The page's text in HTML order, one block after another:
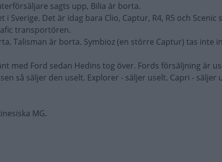
sagts upp, Bilia är borta.
Sverige. Det är idag bara Clio, Captur, R4, R5 och Scenic
transportören.
Talisman är borta. Symbioz (en större Captur) tas inte
med Ford sedan Hedins tog över. Fords försäljning är
så säljer den uselt. Explorer - säljer uselt. Capri - säljer
MG.